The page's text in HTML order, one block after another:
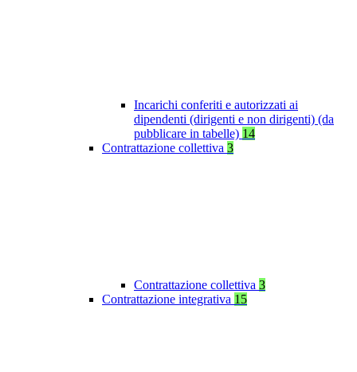
Incarichi conferiti e autorizzati ai
dipendenti (dirigenti e non dirigenti) (da
pubblicare in tabelle) 14
Contrattazione collettiva 3
Contrattazione collettiva 3
Contrattazione integrativa 15